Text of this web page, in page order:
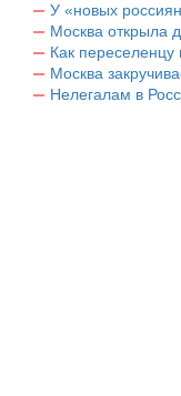
У «новых
Москва открыла
Как переселенцу
Москва
Нелегалам в